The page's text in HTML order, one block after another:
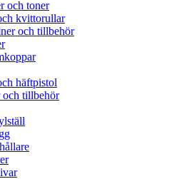
och toner
kvittorullar
och tillbehör
häftpistol
tillbehör